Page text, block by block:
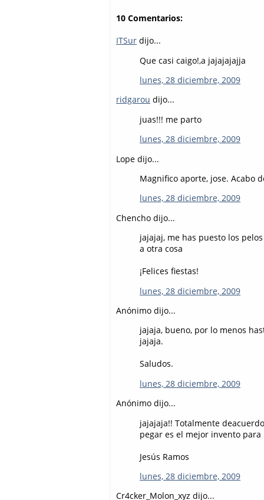
10 Comentarios:
ITSur dijo...
Que casi caigo!,a jajajajajja
lunes, 28 diciembre, 2009
ridgarou dijo...
juas!!! me parto
lunes, 28 diciembre, 2009
Lope dijo...
Magnifico aporte, jose. Acabo
lunes, 28 diciembre, 2009
Chencho dijo...
jajajaj, me has puesto los
a otra cosa
¡Felices fiestas!
lunes, 28 diciembre, 2009
Anónimo dijo...
jajaja, bueno, por lo menos
jajaja.
Saludos.
lunes, 28 diciembre, 2009
Anónimo dijo...
jajajaja!! Totalmente
pegar es el mejor invento
Jesús Ramos
lunes, 28 diciembre, 2009
Cr4cker_Molon_xyz dijo...